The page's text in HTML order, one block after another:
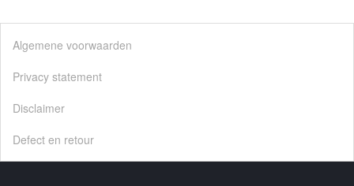
Algemene voorwaarden
Privacy statement
Disclaimer
Defect en retour